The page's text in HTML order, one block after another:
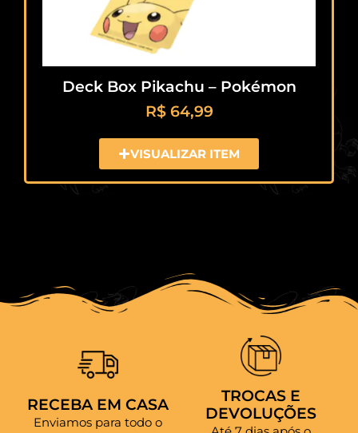
Deck Box Pikachu – Pokémon
R$64,99
VISUALIZAR ITEM
RECEBA EM CASA
Enviamos para todo o
TROCAS E
DEVOLUÇÕES